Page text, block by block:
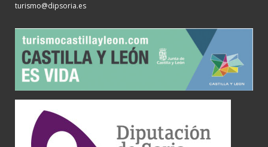
turismo@dipsoria.es